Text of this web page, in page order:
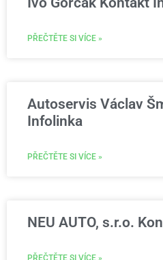
PŘEČTĚTE SI VÍCE »
Autoservis Václav
Infolinka
PŘEČTĚTE SI VÍCE »
NEU AUTO, s.r.o.
PŘEČTĚTE SI VÍCE »